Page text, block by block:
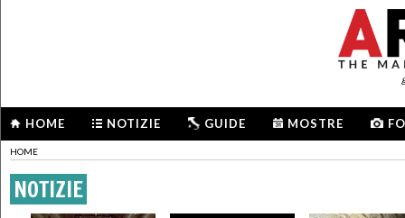
HOME NOTIZIE GUIDE MOSTRE
HOME
NOTIZIE